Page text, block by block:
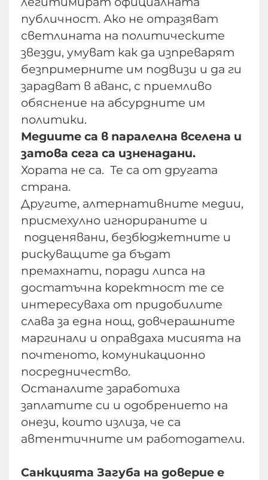
публичност. Ако не отразяват
светлината на политическите
звезди, умуват как да изпреварят
безпримерните им подвизи и да ги
зарадват в аванс, с приемливо
обяснение на абсурдните им
политики.
Медиите са в паралелна вселена и
затова сега са изненадани.
Хората не са. Те са от другата
страна.
Другите, алтернативните медии,
присмехулно игнорираните и
подценявани, безбюджетните и
рискуващите да бъдат
премахнати, поради липса на
достатъчна коректност те се
интересуваха от придобилите
слава за една нощ, довчерашните
маргинали и оправдаха мисията на
почтеното, комуникационно
посредничество.
Останалите заработиха
заплатите си и одобрението на
онези, които излиза, че са
автентичните им работодатели.
Санкцията Загуба на доверие е